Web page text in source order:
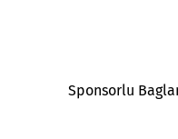
Sponsorlu